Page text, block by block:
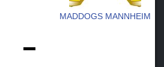
MADDOGS MANNHEIM
-